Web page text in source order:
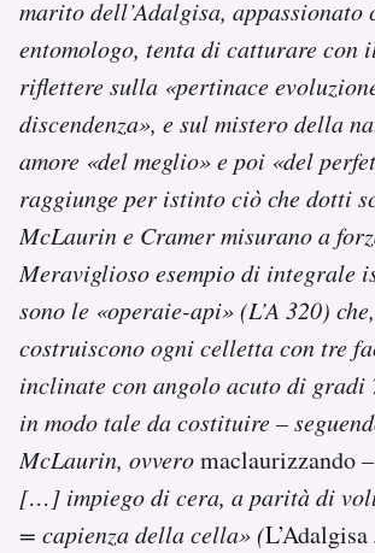
marito dell’Adalgisa, appassionato
entomologo, tenta di catturare con
riflettere sulla «pertinace
discendenza», e sul mistero della
amore «del meglio» e poi «del
raggiunge per istinto ciò che dotti
McLaurin e Cramer misurano a
Meraviglioso esempio di integrale
sono le «operaie-api» (L’A 320)
costruiscono ogni celletta con tre
inclinate con angolo acuto di gradi
in modo tale da costituire –
McLaurin, ovveromaclaurizzando
[…] impiego di cera, a parità di
= capienza della cella» (L’Adalgisa